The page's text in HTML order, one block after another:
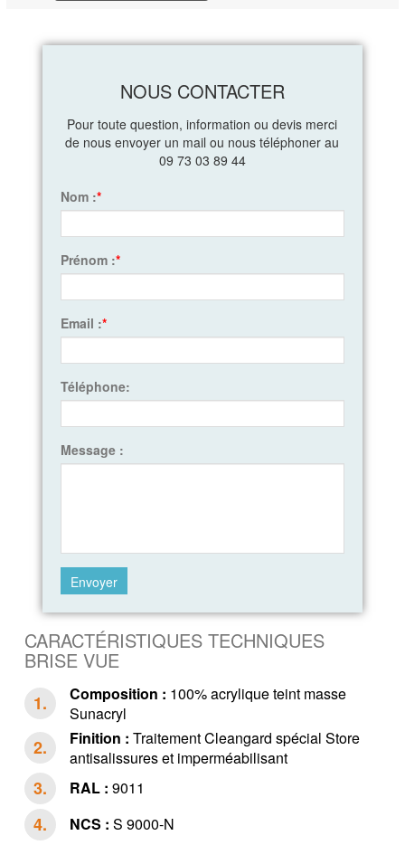
NOUS CONTACTER
Pour toute question, information ou devis merci
de nous envoyer un mail ou nous téléphoner au
09 73 03 89 44
Nom :*
Prénom :*
Email :*
Téléphone:
Message :
CARACTÉRISTIQUES TECHNIQUES
BRISE VUE
Composition : 100% acrylique teint masse
Sunacryl
Finition : Traitement Cleangard spécial Store
antisalissures et imperméabilisant
RAL : 9011
NCS : S 9000-N